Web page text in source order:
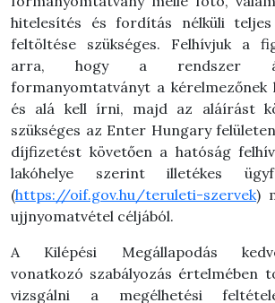
hitelesítés és fordítás nélküli
feltöltése szükséges. Felhívjuk a
arra,
hogy a rendszer
formanyomtatványt a
és alá kell írni, majd az aláírást
szükséges az Enter Hungary
díjfizetést követően a hatóság
lakóhelye szerint illetékes
(https://oif.gov.hu/teruleti-szervek)
ujjnyomatvétel céljából.
A Kilépési Megállapodás
vonatkozó szabályozás értelmében
vizsgálni a megélhetési